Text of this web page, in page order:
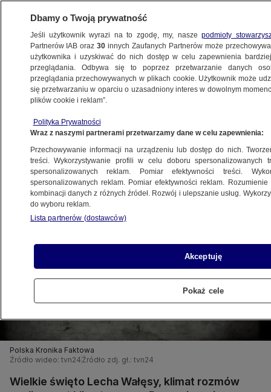
PROGRAMY
10.12.2018, 12:00
Udostępnij
Polska Kronika Faktowa
Źródło wideo: tvn24 Źródło zdj. gł.: tvn24
Wielkie święto Lecha Wałęsy, klimat rozmów
Dbamy o Twoją prywatność
Jeśli użytkownik wyrazi na to zgodę, my, naszepodmioty
Partnerów IAB oraz30 innych Zaufanych Partnerów może
użytkownika i uzyskiwać do nich dostęp w celu zapewnienia
przeglądania. Odbywa się to poprzez przetwarzanie danych
przeglądania przechowywanych w plikach cookie. Użytkownik może
się przetwarzaniu w oparciu o uzasadniony interes w dowolnym
plików cookie i reklam”.
Polityka Prywatności
Wraz z naszymi partnerami przetwarzamy dane w celu zapewnienia:
Przechowywanie informacji na urządzeniu lub dostęp do nich.
treści. Wykorzystywanie profili w celu doboru spersonalizowanych
spersonalizowanych reklam. Pomiar efektywności treści.
spersonalizowanych reklam. Pomiar efektywności reklam.
kombinacji danych z różnych źródeł. Rozwój i ulepszanie usług.
do wyboru reklam.
Lista partnerów (dostawców)
Akceptuję
Pokaż cele